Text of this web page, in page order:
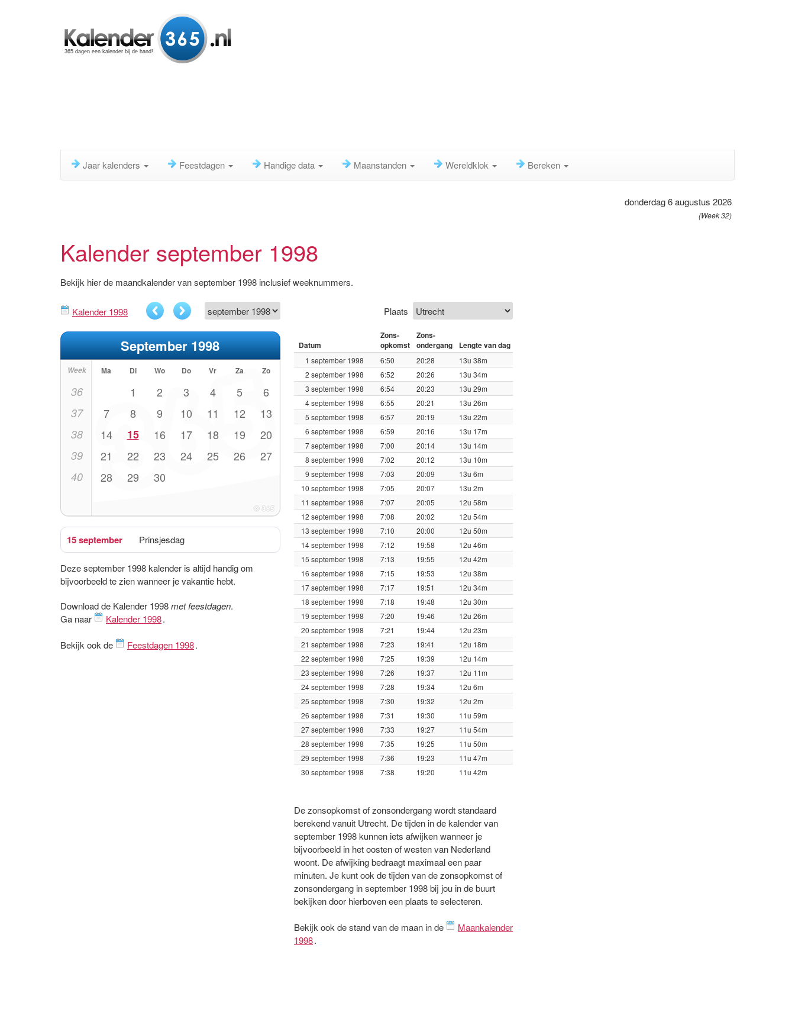
365 dagen een kalender bij de hand!
Jaar kalenders Feestdagen Handige data Maanstanden Wereldklok Bereken
donderdag 6 augustus 2026
(Week 32)
Kalender september 1998
Bekijk hier de maandkalender van september 1998 inclusief weeknummers.
Kalender 1998
September 1998
Week Ma Di Wo Do Vr Za Zo
36 1 2 3 4 5 6
37 7 8 9 10 11 12 13
38 14 15 16 17 18 19 20
39 21 22 23 24 25 26 27
40 28 29 30
15 september Prinsjesdag
Deze september 1998 kalender is altijd handig om
bijvoorbeeld te zien wanneer je vakantie hebt.
Download de Kalender 1998met feestdagen.
Ga naar
Kalender 1998.
Bekijk ook de Feestdagen 1998.
Plaats
Datum
Zons-
opkomst
Zons-
ondergang
Lengte van dag
1 september 1998 6:50 20:28
13u 38m
2 september 1998
6:52 20:26
13u 34m
3 september 1998
6:54 20:23
13u 29m
4 september 1998
6:55 20:21
13u 26m
5 september 1998
6:57 20:19
13u 22m
6 september 1998
6:59 20:16
13u 17m
7 september 1998
7:00 20:14
13u 14m
8 september 1998
7:02 20:12
13u 10m
9 september 1998
7:03 20:09
13u 6m
10 september 1998
7:05 20:07
13u 2m
11 september 1998
7:07 20:05
12u 58m
12 september 1998
7:08 20:02
12u 54m
13 september 1998
7:10 20:00
12u 50m
14 september 1998
7:12 19:58
12u 46m
15 september 1998
7:13 19:55
12u 42m
16 september 1998
7:15 19:53
12u 38m
17 september 1998
7:17 19:51
12u 34m
18 september 1998
7:18 19:48
12u 30m
19 september 1998
7:20 19:46
12u 26m
20 september 1998
7:21 19:44
12u 23m
21 september 1998
7:23 19:41
12u 18m
22 september 1998
7:25 19:39
12u 14m
23 september 1998
7:26 19:37
12u 11m
24 september 1998
7:28 19:34
12u 6m
25 september 1998
7:30 19:32
12u 2m
26 september 1998
7:31 19:30
11u 59m
27 september 1998
7:33 19:27
11u 54m
28 september 1998
7:35 19:25
11u 50m
29 september 1998
7:36 19:23
11u 47m
30 september 1998
7:38 19:20 11u 42m
De zonsopkomst of zonsondergang wordt standaard
berekend vanuit Utrecht. De tijden in de kalender van
september 1998 kunnen iets afwijken wanneer je
bijvoorbeeld in het oosten of westen van Nederland
woont. De afwijking bedraagt maximaal een paar
minuten. Je kunt ook de tijden van de zonsopkomst of
zonsondergang in september 1998 bij jou in de buurt
bekijken door hierboven een plaats te selecteren.
Bekijk ook de stand van de maan in de
Maankalender
1998.